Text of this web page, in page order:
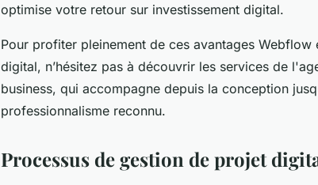
optimise votre retour sur investissement digital.
Pour profiter pleinement de ces avantages
digital, n’hésitez pas à découvrir les services de
business, qui accompagne depuis la conception
professionnalisme reconnu.
Processus de gestion de projet